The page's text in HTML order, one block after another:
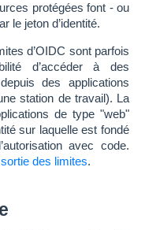
protégées font - ou
le jeton d’identité.
d’OIDC sont parfois
d’accéder à des
des applications
station de travail). La
de type "web"
sur laquelle est fondé
avec code.
des limites.